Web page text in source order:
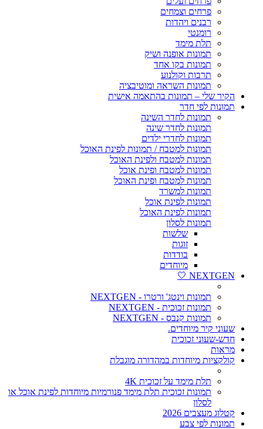
פרחים וצמחים
רבנים ויהדות
רומנטי
תלת מימד
תמונות אופנה ושיק
תמונות בקו אחד
תרבות וקולנוע
תמונות השראה ומוטיבציה
הקיר שלי – תמונות בהתאמה אישית
תמונות לפי חדר
תמונות לחדר השינה
תמונות לחדר שינה
תמונות לחדרי ילדים
תמונות למטבח / תמונות לפינת האוכל
תמונות למטבח ולפינת האוכל
תמונות למטבח ופינת אוכל
תמונות למטבח ופינת האוכל
תמונות למשרד
תמונות לפינת אוכל
תמונות לפינת האוכל
תמונות לסלון
שלשות
זוגות
בודדות
מיוחדים
NEXTGEN 🤍
תמונות וינטג' ורטרו - NEXTGEN
תמונות זכוכית - NEXTGEN
תמונות קנבס - NEXTGEN
שעוני קיר מיוחדים.
חדש-שעוני זכוכית
מראות
קולקציות מיוחדות במהדורה מוגבלת
תלת מימד על זכוכית 4K
תמונות זכוכית תלת מימד פנורמיות מיוחדות לפינת אוכל או
לסלון
קטלוג מעצבים 2026
תמונות לפי צבע